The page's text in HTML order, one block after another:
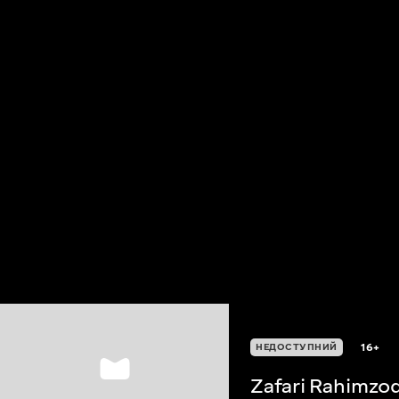
НЕДОСТУПНИЙ 16+
Zafari